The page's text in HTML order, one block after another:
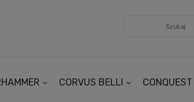
CORVUS BELLI CONQUEST